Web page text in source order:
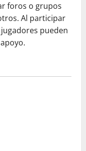
foros o grupos
Al participar
pueden